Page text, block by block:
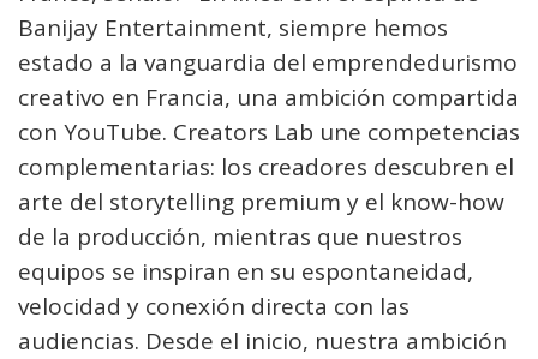
Banijay Entertainment, siempre hemos
estado a la vanguardia del emprendedurismo
creativo en Francia, una ambición compartida
con YouTube. Creators Lab une competencias
complementarias: los creadores descubren el
arte del storytelling premium y el know-how
de la producción, mientras que nuestros
equipos se inspiran en su espontaneidad,
velocidad y conexión directa con las
audiencias. Desde el inicio, nuestra ambición